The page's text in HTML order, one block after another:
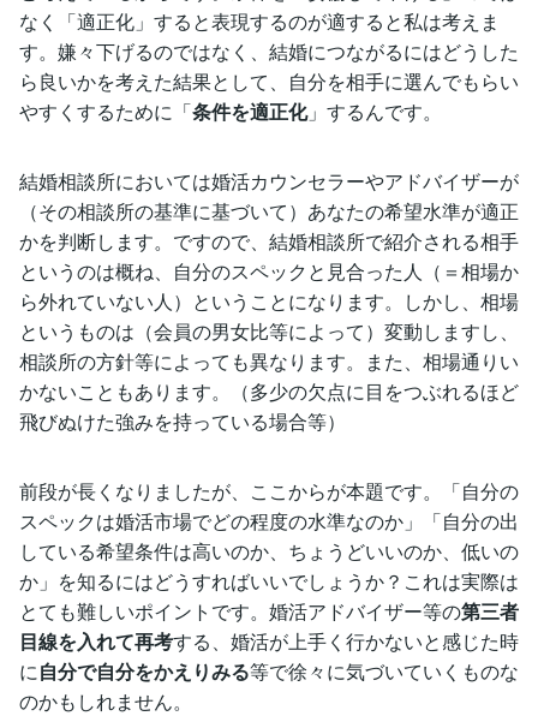
なく「適正化」すると表現するのが適すると私は考えま
す。嫌々下げるのではなく、結婚につながるにはどうした
ら良いかを考えた結果として、自分を相手に選んでもらい
やすくするために「条件を適正化」するんです。
結婚相談所においては婚活カウンセラーやアドバイザーが
（その相談所の基準に基づいて）あなたの希望水準が適正
かを判断します。ですので、結婚相談所で紹介される相手
というのは概ね、自分のスペックと見合った人（＝相場か
ら外れていない人）ということになります。しかし、相場
というものは（会員の男女比等によって）変動しますし、
相談所の方針等によっても異なります。また、相場通りい
かないこともあります。（多少の欠点に目をつぶれるほど
飛びぬけた強みを持っている場合等）
前段が長くなりましたが、ここからが本題です。「自分の
スペックは婚活市場でどの程度の水準なのか」「自分の出
している希望条件は高いのか、ちょうどいいのか、低いの
か」を知るにはどうすればいいでしょうか？これは実際は
とても難しいポイントです。婚活アドバイザー等の第三者
目線を入れて再考する、婚活が上手く行かないと感じた時
に自分で自分をかえりみる等で徐々に気づいていくものな
のかもしれません。